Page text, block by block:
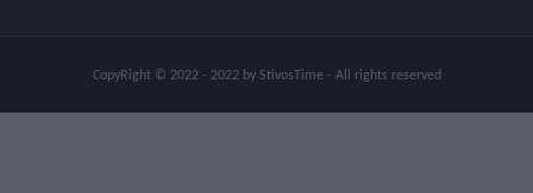
CopyRight © 2022 - 2022 by StivosTime - All rights reserved